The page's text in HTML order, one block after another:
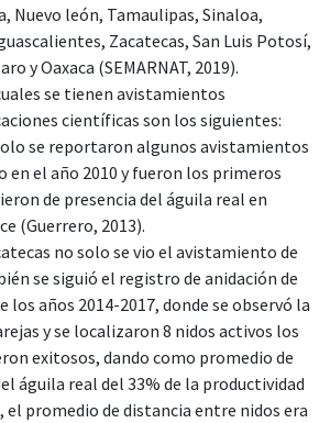
Nuevo león, Tamaulipas, Sinaloa,
Zacatecas, San Luis Potosí,
y Oaxaca (SEMARNAT, 2019).
se tienen avistamientos
científicas son los siguientes:
se reportaron algunos avistamientos
en el año 2010 y fueron los primeros
de presencia del águila real en
(Guerrero, 2013).
no solo se vio el avistamiento de
se siguió el registro de anidación de
los años 2014-2017, donde se observó la
y se localizaron 8 nidos activos los
exitosos, dando como promedio de
águila real del 33% de la productividad
el promedio de distancia entre nidos era